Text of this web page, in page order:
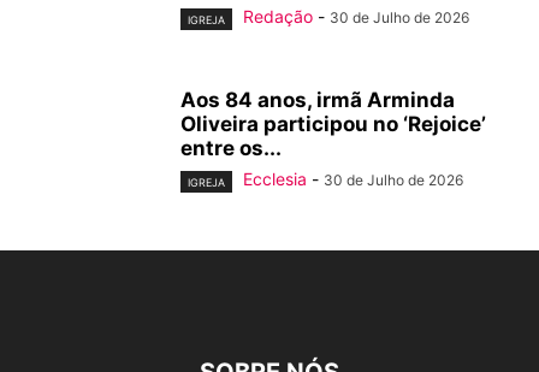
IGREJA Redação - 30 de Julho de 2026
Aos 84 anos, irmã Arminda
Oliveira participou no ‘Rejoice’
entre os...
IGREJA Ecclesia - 30 de Julho de 2026